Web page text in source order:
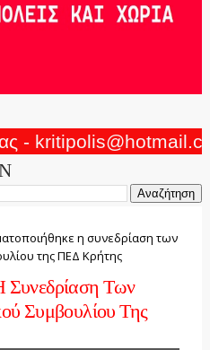
-
η συνεδρίαση των
της ΠΕΔ Κρήτης
Συνεδρίαση Των
Συμβουλίου Της